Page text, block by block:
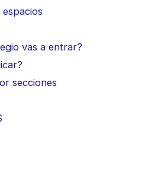
vas a entrar?
secciones